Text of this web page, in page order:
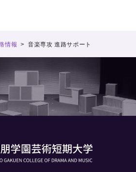
情報 >音楽専攻 進路サポート